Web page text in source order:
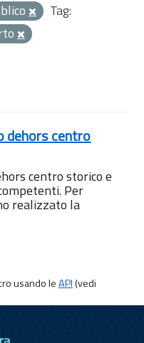
Tag:
dehors centro
centro storico e
Per
realizzato la
usando leAPI(vedi